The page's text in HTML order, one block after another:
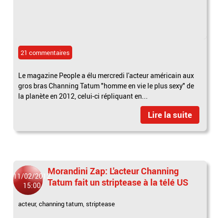
21 commentaires
Le magazine People a élu mercredi l'acteur américain aux
gros bras Channing Tatum "homme en vie le plus sexy" de
la planète en 2012, celui-ci répliquant en...
Lire la suite
11/02/2012
15:00
Morandini Zap: L'acteur Channing
Tatum fait un striptease à la télé US
acteur,channing tatum,striptease